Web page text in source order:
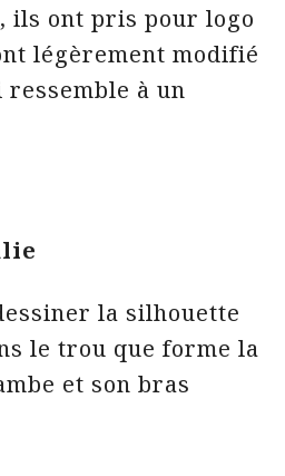
ils ont pris pour logo
légèrement modifié
à un
la silhouette
le trou que forme la
et son bras